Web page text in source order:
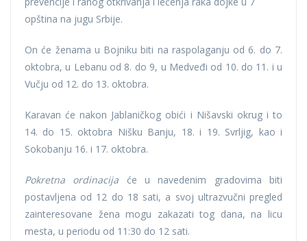
opština na jugu Srbije.
On će ženama u Bojniku biti na raspolaganju od 6. do 7.
oktobra, u Lebanu od 8. do 9, u Medveđi od 10. do 11. i u
Vučju od 12. do 13. oktobra.
Karavan će nakon Jablaničkog obići i Nišavski okrug i to
14. do 15. oktobra Nišku Banju, 18. i 19. Svrljig, kao i
Sokobanju 16. i 17. oktobra.
Pokretna ordinacija će u navedenim gradovima biti
postavljena od 12 do 18 sati, a svoj ultrazvučni pregled
zainteresovane žena mogu zakazati tog dana, na licu
mesta, u periodu od 11:30 do 12 sati.